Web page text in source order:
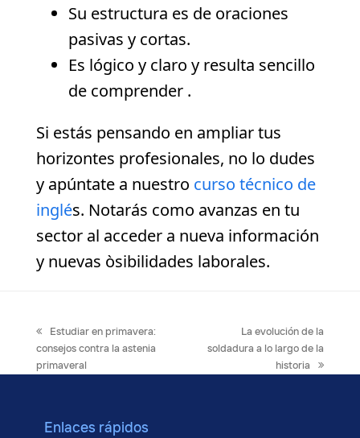
Su estructura es de oraciones
pasivas y cortas.
Es lógico y claro y resulta sencillo
de comprender .
Si estás pensando en ampliar tus
horizontes profesionales, no lo dudes
y apúntate a nuestro curso técnico de
inglés. Notarás como avanzas en tu
sector al acceder a nueva información
y nuevas òsibilidades laborales.
previous
post:
Estudiar en primavera:
consejos contra la astenia
primaveral
next
post:
La evolución de la
soldadura a lo largo de la
historia
Enlaces rápidos